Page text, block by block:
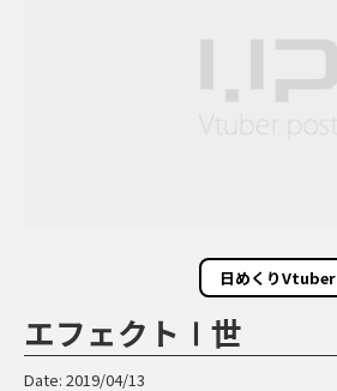
日めくりVtuber
エフェクトⅠ世
Date: 2019/04/13